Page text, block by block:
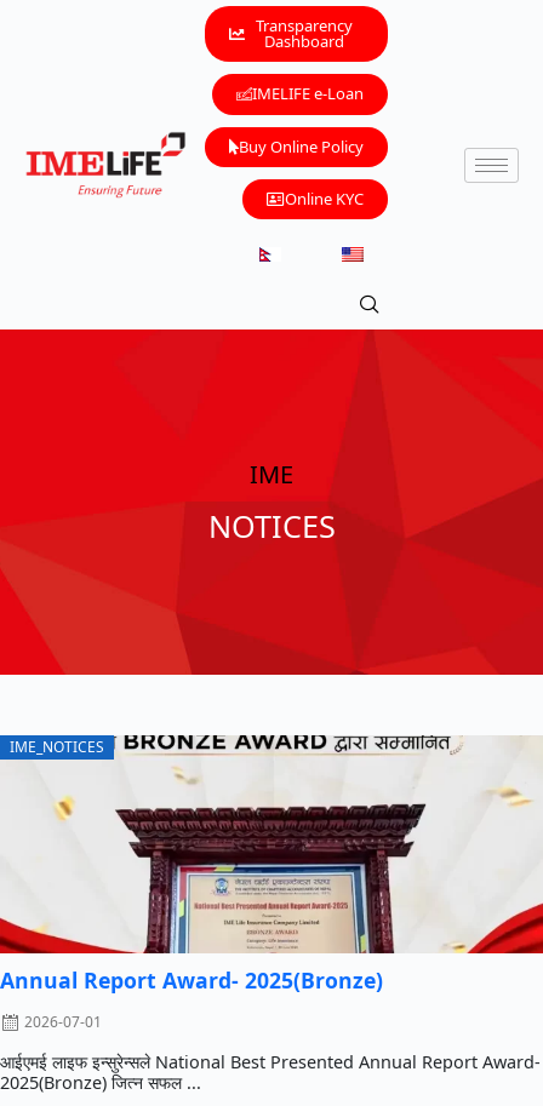
Transparency
Dashboard
IMELIFE e-Loan
Buy Online Policy
Online KYC
IME
NOTICES
IME_NOTICES
Annual Report Award- 2025(Bronze)
2026-07-01
आईएमई लाइफ इन्सुरेन्सले National Best Presented Annual Report Award-
2025(Bronze) जित्न सफल ...